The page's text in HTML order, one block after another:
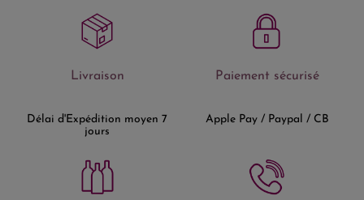
Livraison
Délai d'Expédition moyen 7
jours
Paiement sécurisé
Apple Pay / Paypal / CB